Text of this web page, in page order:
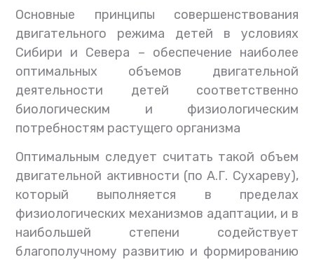
Основные принципы совершенствования
двигательного режима детей в условиях
Сибири и Севера – обеспечение наиболее
оптимальных объемов двигательной
деятельности детей соответственно
биологическим и физиологическим
потребностям растущего организма
Оптимальным следует считать такой объем
двигательной активности (по А.Г. Сухареву),
который выполняется в пределах
физиологических механизмов адаптации, и в
наибольшей степени содействует
благополучному развитию и формированию